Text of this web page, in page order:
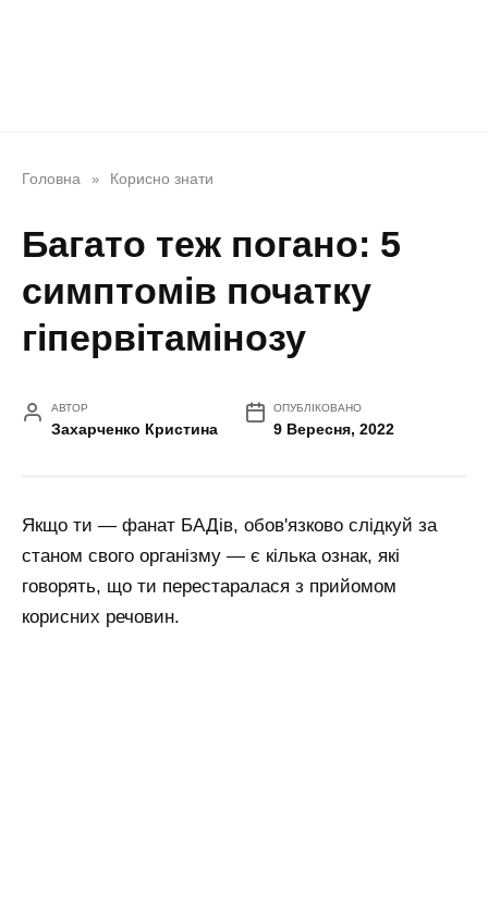
Головна » Корисно знати
Багато теж погано: 5
симптомів початку
гіпервітамінозу
АВТОР
Захарченко Кристина
ОПУБЛІКОВАНО
9 Вересня, 2022
Якщо ти — фанат БАДів, обов'язково слідкуй за
станом свого організму — є кілька ознак, які
говорять, що ти перестаралася з прийомом
корисних речовин.